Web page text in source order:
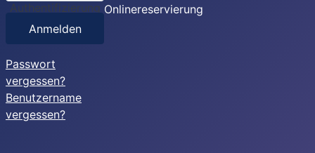
Authentifizierung
Anmelden
Passwort
vergessen?
Benutzername
vergessen?
Onlinereservierung